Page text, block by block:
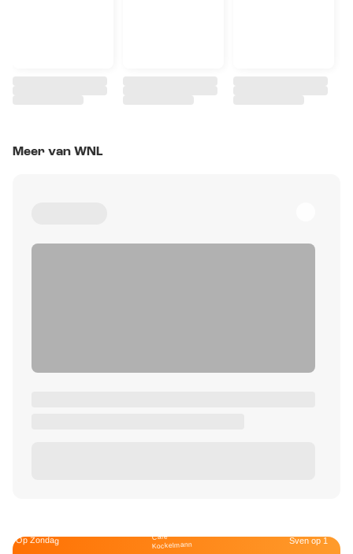
Meer van WNL
Op Zondag Café
Kockelmann Sven op 1